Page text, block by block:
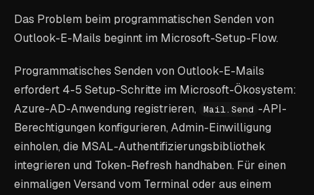
Das Problem beim programmatischen Senden von
Outlook-E-Mails beginnt im Microsoft-Setup-Flow.
Programmatisches Senden von Outlook-E-Mails
erfordert 4-5 Setup-Schritte im Microsoft-Ökosystem:
Azure-AD-Anwendung registrieren,
Mail.Send -API-
Berechtigungen konfigurieren, Admin-Einwilligung
einholen, die MSAL-Authentifizierungsbibliothek
integrieren und Token-Refresh handhaben. Für einen
einmaligen Versand vom Terminal oder aus einem